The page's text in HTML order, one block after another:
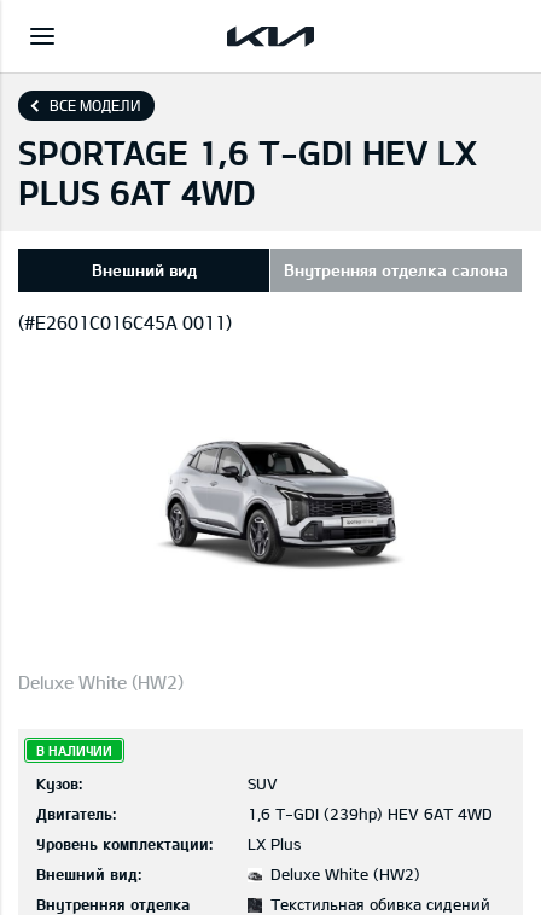
ВСЕ МОДЕЛИ
SPORTAGE 1,6 T-GDI HEV LX
PLUS 6AT 4WD
Внешний вид Внутренняя отделка салона
(#E2601C016C45A 0011)
Deluxe White (HW2)
В НАЛИЧИИ
Кузов:
SUV
Двигатель:
1,6 T-GDI (239hp) HEV 6AT 4WD
Уровень комплектации:
LX Plus
Внешний вид:
Deluxe White (HW2)
Внутренняя отделка
Текстильная обивка сидений